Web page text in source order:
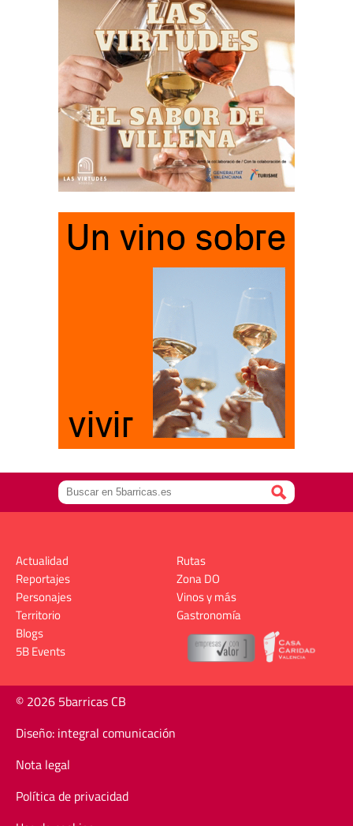
Actualidad
Reportajes
Personajes
Territorio
Rutas
Zona DO
Vinos y más
Gastronomía
Blogs
5B Events
© 2026 5barricas CB
Diseño: integral comunicación
Nota legal
Política de privacidad